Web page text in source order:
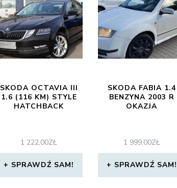
SKODA OCTAVIA III
1.6 (116 KM) STYLE
HATCHBACK
1 222,00ZŁ
SPRAWDŹ SAM!
SKODA FABIA 1.4
BENZYNA 2003 R
OKAZJA
1 999,00ZŁ
SPRAWDŹ SAM!